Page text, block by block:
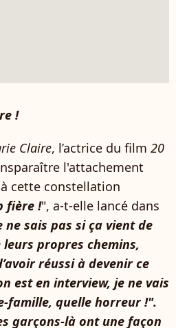
!
Claire, l’actrice du film 20
l'attachement
cette constellation
fière !", a-t-elle lancé dans
ne sais pas si ça vient de
propres chemins,
réussi à devenir ce
est en interview, je ne vais
famille, quelle horreur !".
garçons-là ont une façon